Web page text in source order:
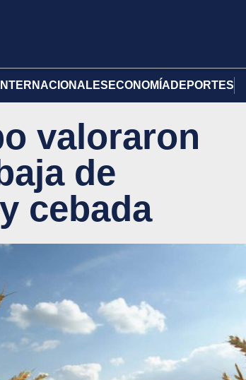
INTERNACIONALES ECONOMÍA DEPORTES
valoraron
de
cebada